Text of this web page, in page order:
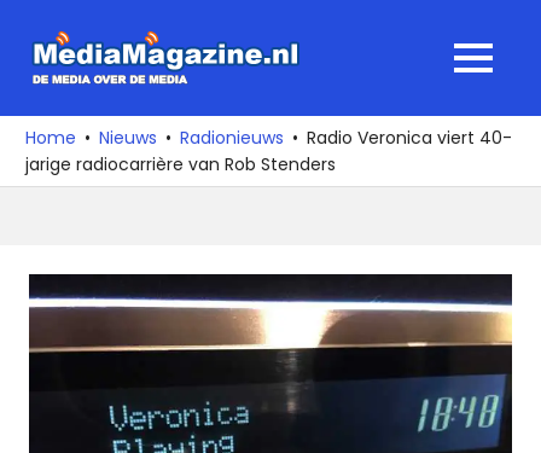
naar
media
over
de
MENU
Home Nieuws Radionieuws
Radio Veronica viert 40-
jarige radiocarrière van Rob Stenders